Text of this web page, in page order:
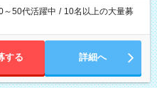
～50代活躍中 / 10名以上の大量募
する 詳細へ